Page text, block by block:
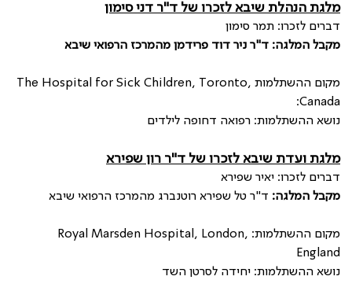
מלגת הנהלת שיבא לזכרו של ד"ר דני סימון
דברים לזכרו: תמר סימון
מקבל המלגה: ד"ר ניר דוד פרידמן מהמרכז הרפואי שיבא
מקום ההשתלמות The Hospital for Sick Children, Toronto,
Canada:
נושא ההשתלמות: רפואה דחופה לילדים
מלגת ועדת שיבא לזכרו של ד"ר רון שפירא
דברים לזכרו: יאיר שפירא
מקבל המלגה: ד"ר טל שפירא רוטנברג מהמרכז הרפואי שיבא
מקום ההשתלמות: Royal Marsden Hospital, London,
England
נושא ההשתלמות: יחידה לסרטן השד